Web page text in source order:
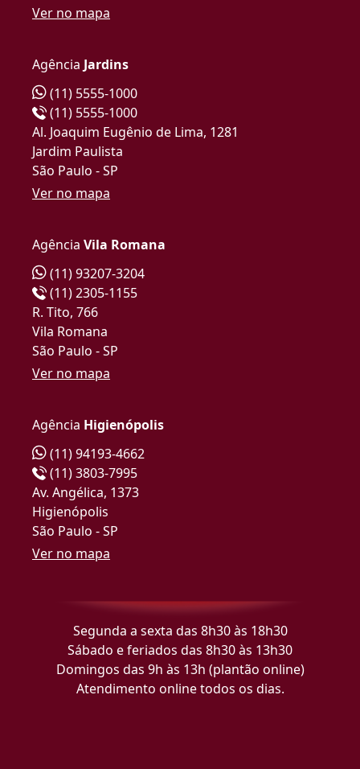
Ver no mapa
Agência Jardins
(11) 5555-1000
(11) 5555-1000
Al. Joaquim Eugênio de Lima, 1281
Jardim Paulista
São Paulo - SP
Ver no mapa
Agência Vila Romana
(11) 93207-3204
(11) 2305-1155
R. Tito, 766
Vila Romana
São Paulo - SP
Ver no mapa
Agência Higienópolis
(11) 94193-4662
(11) 3803-7995
Av. Angélica, 1373
Higienópolis
São Paulo - SP
Ver no mapa
Segunda a sexta das 8h30 às 18h30
Sábado e feriados das 8h30 às 13h30
Domingos das 9h às 13h (plantão online)
Atendimento online todos os dias.